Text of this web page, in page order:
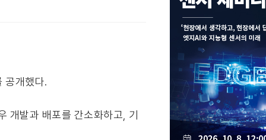
공개했다.
발과 배포를 간소화하고, 기